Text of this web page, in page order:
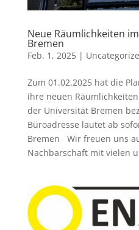
Neue Räumlichkeiten
Bremen
Feb. 1, 2025|
Zum 01.02.2025 hat die
ihre neuen
der Universität Bremen
Büroadresse lautet ab
Bremen Wir freuen uns
Nachbarschaft mit vielen